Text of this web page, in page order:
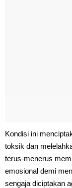
Kondisi ini
toksik dan
terus-menerus
emosional demi
sengaja diciptakan